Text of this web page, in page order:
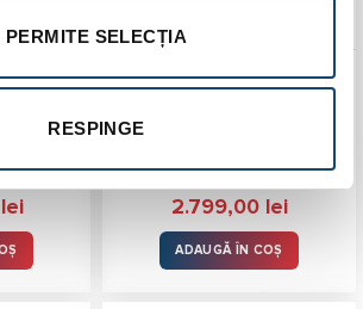
PERMITE SELECȚIA
RESPINGE
si VOC,
lei
Recuperator de căldură
Flux, Randament 91%,
2.799,00 lei
ADAUGĂ ÎN COȘ